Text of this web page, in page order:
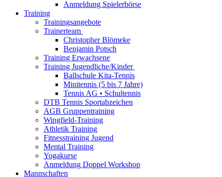
Anmeldung Spielerbörse
Training
Trainingsangebote
Trainerteam
Christopher Blömeke
Benjamin Potsch
Training Erwachsene
Training Jugendliche/Kinder
Ballschule Kita-Tennis
Minitennis (5 bis 7 Jahre)
Tennis AG • Schultennis
DTB Tennis Sportabzeichen
AGB Gruppentraining
Wingfield-Training
Athletik Training
Fitnesstraining Jugend
Mental Training
Yogakurse
Anmeldung Doppel Workshop
Mannschaften